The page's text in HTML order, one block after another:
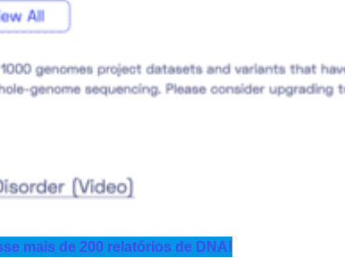
mais de 200 relatórios de DNA!